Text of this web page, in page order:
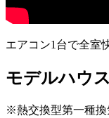
エアコン1台で全室
モデルハウ
※熱交換型第一種換